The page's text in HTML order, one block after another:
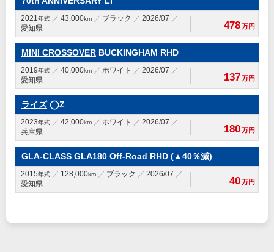
2021年式 43,000km ブラック
2026/07
愛知県
478万円
MINI CROSSOVER BUCKINGHAM RHD
2019年式 40,000km ホワイト
2026/07
愛知県
137万円
ライズ◯Z
2023年式 42,000km ホワイト
2026/07
兵庫県
180万円
GLA-CLASS GLA180 Off-Road RHD (▲40％減)
2015年式 128,000km ブラック
2026/07
愛知県
40万円